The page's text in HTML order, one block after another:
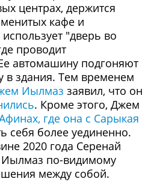
центрах, держится
кафе и
"дверь во
проводит
автомашину подгоняют
в здания. Тем временем
Иылмаз заявил, что он
. Кроме этого, Джем
где она с Сарыкая
себя более уединенно.
2020 года Серенай
по-видимому
между собой.